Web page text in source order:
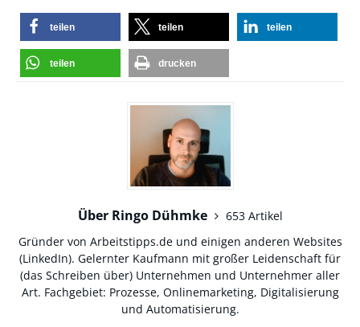
teilen teilen teilen
teilen drucken
Über Ringo Dühmke
653 Artikel
Gründer von Arbeitstipps.de und einigen anderen Websites
(LinkedIn). Gelernter Kaufmann mit großer Leidenschaft für
(das Schreiben über) Unternehmen und Unternehmer aller
Art. Fachgebiet: Prozesse, Onlinemarketing, Digitalisierung
und Automatisierung.